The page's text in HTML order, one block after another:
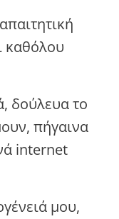
καθόλου
δούλευα το
πήγαινα
internet
μου,